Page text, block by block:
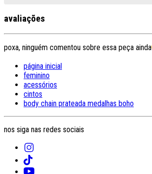
avaliações
poxa, ninguém comentou sobre essa peça ainda
página inicial
feminino
acessórios
cintos
body chain prateada medalhas boho
nos siga nas redes sociais